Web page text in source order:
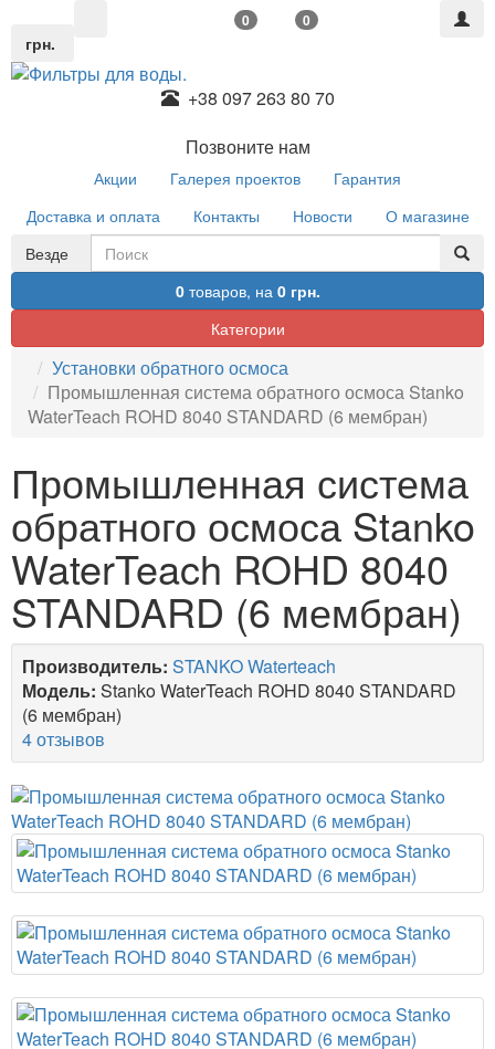
грн.
0 0
+38 097 263 80 70
Позвоните нам
Акции Галерея проектов
Гарантия
Доставка и оплата
Контакты Новости
О магазине
Везде
0товаров, на 0 грн.
Категории
Установки обратного осмоса
Промышленная система обратного осмоса Stanko
WaterTeach ROHD 8040 STANDARD (6 мембран)
Промышленная система
обратного осмоса Stanko
WaterTeach ROHD 8040
STANDARD (6 мембран)
Производитель: STANKO Waterteach
Модель: Stanko WaterTeach ROHD 8040 STANDARD
(6 мембран)
4 отзывов